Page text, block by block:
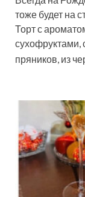
тоже будет на
Торт с
сухофруктами,
пряников, из